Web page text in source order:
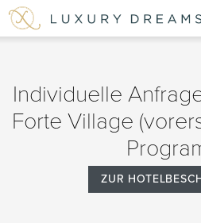
Individuelle
Forte Village
ZUR